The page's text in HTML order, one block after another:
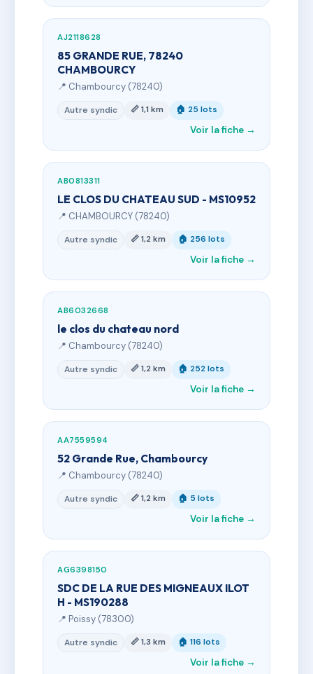
AJ2118628
85 GRANDE RUE, 78240
CHAMBOURCY
📍 Chambourcy (78240)
Autre syndic 📏 1,1 km 🏠 25 lots
Voir la fiche →
AB0813311
LE CLOS DU CHATEAU SUD - MS10952
📍 CHAMBOURCY (78240)
Autre syndic 📏 1,2 km 🏠 256 lots
Voir la fiche →
AB6032668
le clos du chateau nord
📍 Chambourcy (78240)
Autre syndic 📏 1,2 km 🏠 252 lots
Voir la fiche →
AA7559594
52 Grande Rue, Chambourcy
📍 Chambourcy (78240)
Autre syndic 📏 1,2 km 🏠 5 lots
Voir la fiche →
AG6398150
SDC DE LA RUE DES MIGNEAUX ILOT
H - MS190288
📍 Poissy (78300)
Autre syndic 📏 1,3 km 🏠 116 lots
Voir la fiche →